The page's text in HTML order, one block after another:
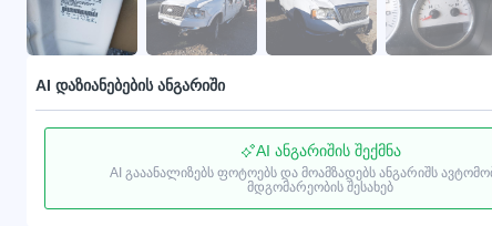
AI დაზიანებების ანგარიში
AI ანგარიშის შექმნა
AI გააანალიზებს ფოტოებს და მოამზადებს ანგარიშს
მდგომარეობის შესახებ